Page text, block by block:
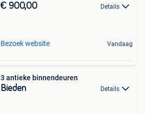
€ 900,00 Details
Bezoek website Vandaag
3 antieke binnendeuren
Bieden Details